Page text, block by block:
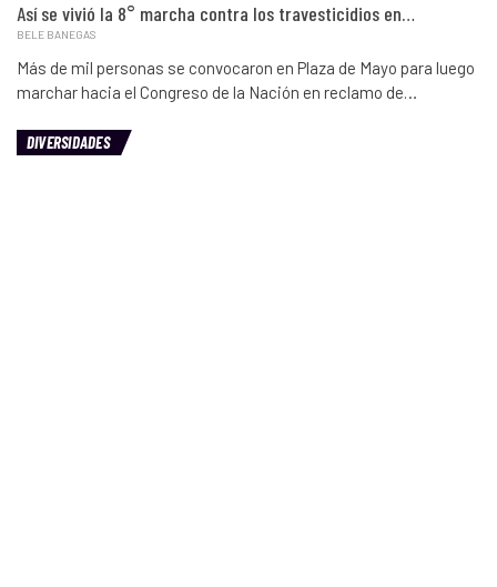
Así se vivió la 8° marcha contra los travesticidios en…
BELE BANEGAS
Más de mil personas se convocaron en Plaza de Mayo para luego
marchar hacia el Congreso de la Nación en reclamo de…
DIVERSIDADES